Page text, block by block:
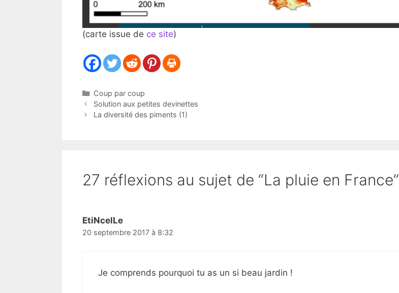
(carte issue de ce site)
Catégories
Coup par coup
Solution aux petites devinettes
La diversité des piments (1)
27 réflexions au sujet de “La pluie en France”
EtiNcelLe
20 septembre 2017 à 8:32
Je comprends pourquoi tu as un si beau jardin !